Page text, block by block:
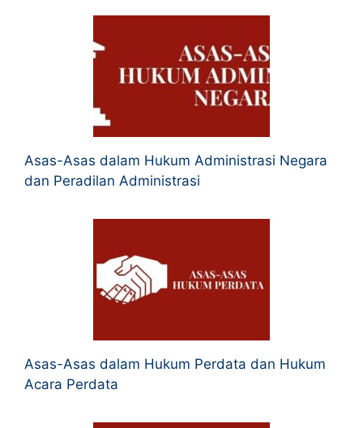
Asas-Asas dalam Hukum Administrasi Negara
dan Peradilan Administrasi
Asas-Asas dalam Hukum Perdata dan Hukum
Acara Perdata